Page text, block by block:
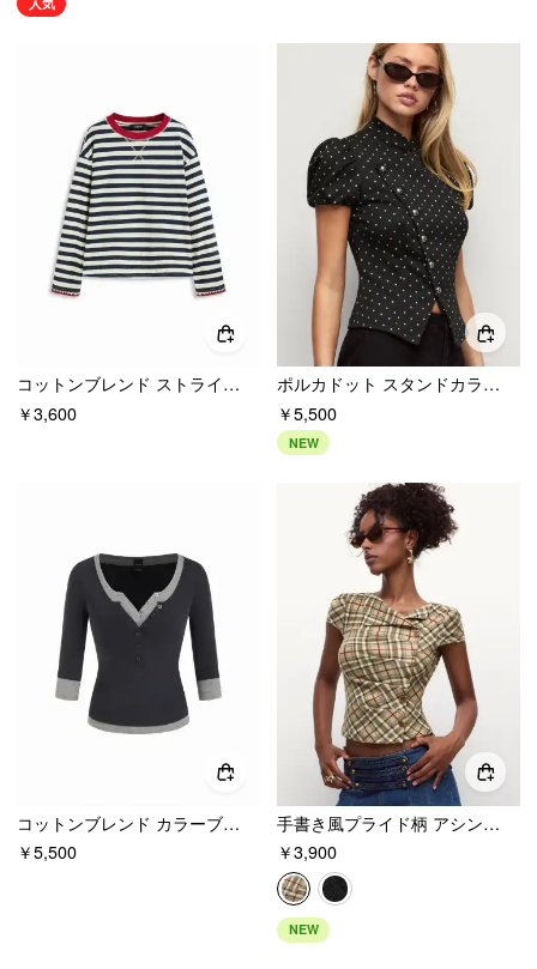
コットンブレンド ストライプ コントラストバインディング オーバーサイズ 長袖Tシャツ
￥3,600
ポルカドット スタンドカラー パフスリーブ アシンメトリー ブラウス
￥5,500
NEW
コットンブレンド カラーブロック スクープネック ミディ丈 長袖 レイヤードトップス
￥5,500
手書き風プライド柄 アシンメトリーデザイン トップス
￥3,900
NEW